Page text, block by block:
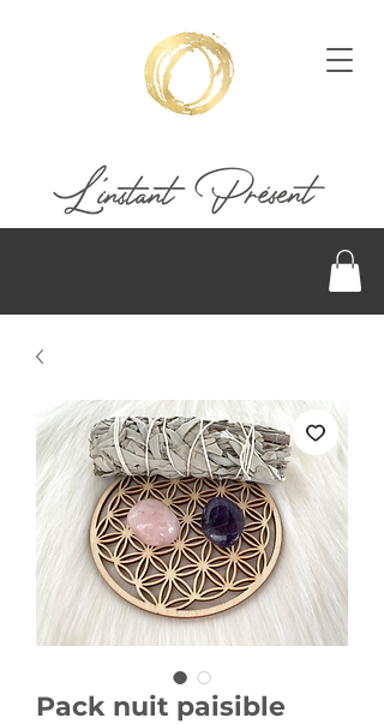
Pack nuit paisible